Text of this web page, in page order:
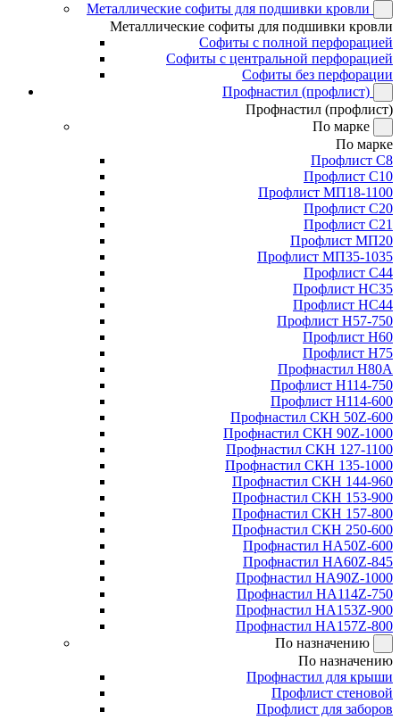
Металлические софиты для подшивки кровли
Металлические софиты для подшивки кровли
Софиты с полной перфорацией
Софиты с центральной перфорацией
Софиты без перфорации
Профнастил (профлист)
Профнастил (профлист)
По марке
По марке
Профлист С8
Профлист С10
Профлист МП18-1100
Профлист С20
Профлист С21
Профлист МП20
Профлист МП35-1035
Профлист С44
Профлист НС35
Профлист НС44
Профлист Н57-750
Профлист Н60
Профлист Н75
Профнастил Н80А
Профлист Н114-750
Профлист Н114-600
Профнастил СКН 50Z-600
Профнастил СКН 90Z-1000
Профнастил СКН 127-1100
Профнастил СКН 135-1000
Профнастил СКН 144-960
Профнастил СКН 153-900
Профнастил СКН 157-800
Профнастил СКН 250-600
Профнастил НА50Z-600
Профнастил НА60Z-845
Профнастил НА90Z-1000
Профнастил НА114Z-750
Профнастил НА153Z-900
Профнастил НА157Z-800
По назначению
По назначению
Профнастил для крыши
Профлист стеновой
Профлист для заборов